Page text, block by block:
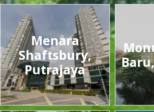
Menara
Shaftsbury,
Putrajaya